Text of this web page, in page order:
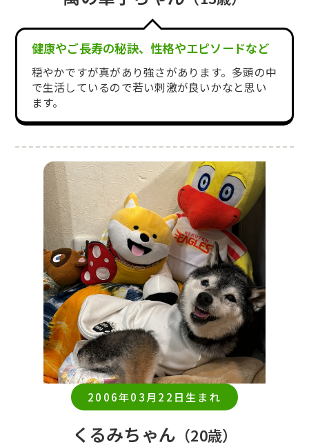
健康やご長寿の秘訣、性格やエピソードなど
穏やかですが真があり強さがあります。多頭の中
で生活しているので若い刺激が良いかなと思い
ます。
2006年03月22日生まれ
くるみちゃん （20歳）